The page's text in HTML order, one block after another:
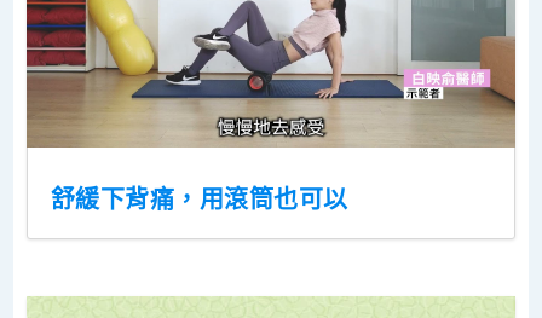
舒緩下背痛，用滾筒也可以